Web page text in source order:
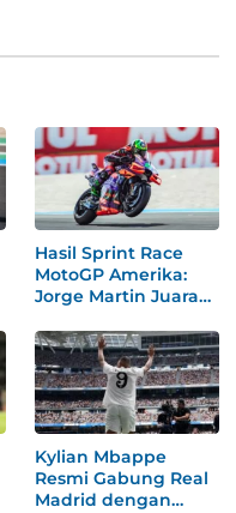
Hasil Sprint Race
MotoGP Amerika:
Jorge Martin Juara
Kylian Mbappe
Resmi Gabung Real
Madrid dengan